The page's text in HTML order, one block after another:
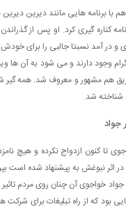
با برنامه هایی مانند دیرین
کناره گیری کرد. او پس از
و در آمد نسبتا جالبی را برای
وجود دارند و می شود به آن ها
شناخته شد.
تا کنون ازدواج نکرده و هیچ
اثر نبوغش به پیشنهاد شده است
خواجوی آن چنان روی مردم
بود که از راه تبلیغات برای